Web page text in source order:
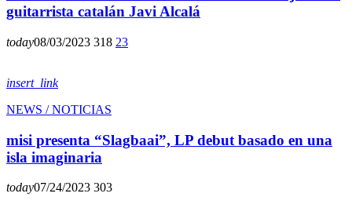
guitarrista catalán Javi Alcalá
today08/03/2023 318 23
insert_link
NEWS / NOTICIAS
misi presenta “Slagbaai”, LP debut basado en una
isla imaginaria
today07/24/2023 303